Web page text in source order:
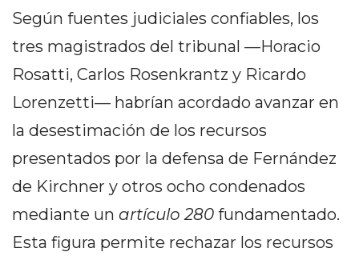
DEFINITIVA PARA
RESTAURANTES Y
DELIVERIES
PEDIDOS DE DELIVERY
POR WHATSAPP SIN QUE
SE TE PIERDA NINGUNO
Según fuentes judiciales confiables, los
tres magistrados del tribunal —Horacio
Rosatti, Carlos Rosenkrantz y Ricardo
Lorenzetti— habrían acordado avanzar en
la desestimación de los recursos
presentados por la defensa de Fernández
de Kirchner y otros ocho condenados
mediante un artículo 280 fundamentado.
Esta figura permite rechazar los recursos